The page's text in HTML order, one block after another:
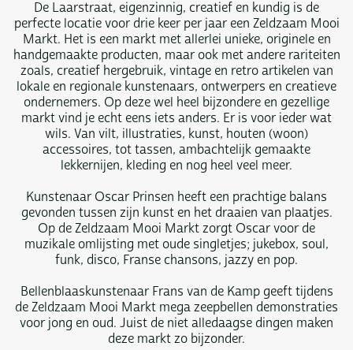
De Laarstraat, eigenzinnig, creatief en kundig is de
perfecte locatie voor drie keer per jaar een Zeldzaam Mooi
Markt. Het is een markt met allerlei unieke, originele en
handgemaakte producten, maar ook met andere rariteiten
zoals, creatief hergebruik, vintage en retro artikelen van
lokale en regionale kunstenaars, ontwerpers en creatieve
ondernemers. Op deze wel heel bijzondere en gezellige
markt vind je echt eens iets anders. Er is voor ieder wat
wils. Van vilt, illustraties, kunst, houten (woon)
accessoires, tot tassen, ambachtelijk gemaakte
lekkernijen, kleding en nog heel veel meer.
Kunstenaar Oscar Prinsen heeft een prachtige balans
gevonden tussen zijn kunst en het draaien van plaatjes.
Op de Zeldzaam Mooi Markt zorgt Oscar voor de
muzikale omlijsting met oude singletjes; jukebox, soul,
funk, disco, Franse chansons, jazzy en pop.
Bellenblaaskunstenaar Frans van de Kamp geeft tijdens
de Zeldzaam Mooi Markt mega zeepbellen demonstraties
voor jong en oud. Juist de niet alledaagse dingen maken
deze markt zo bijzonder.